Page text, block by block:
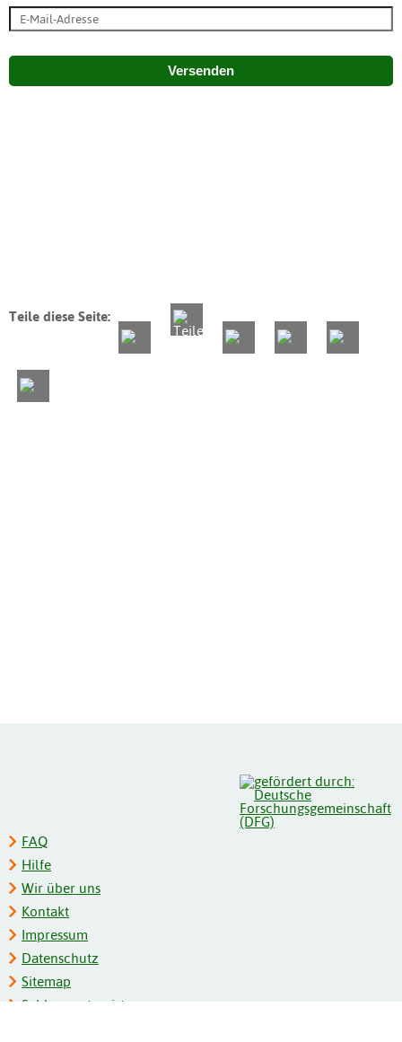
Versenden
Teile diese Seite:
FAQ
Hilfe
Wir über uns
Kontakt
Impressum
Datenschutz
Sitemap
Schlagwortregister